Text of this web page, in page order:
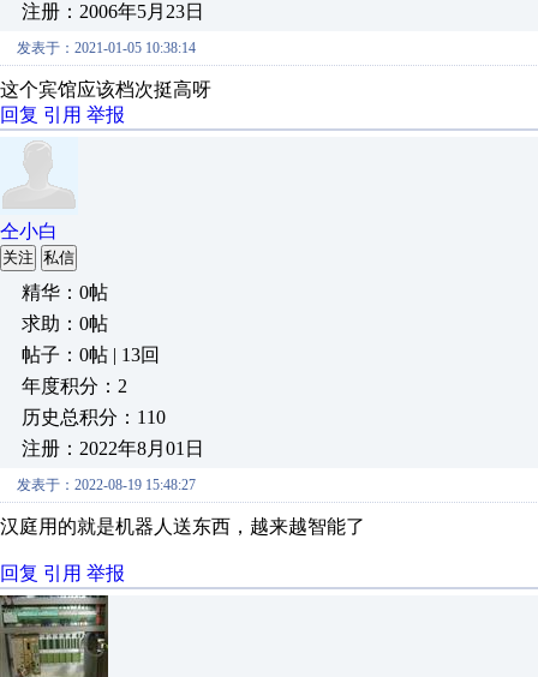
注册：2006年5月23日
发表于：2021-01-05 10:38:14
这个宾馆应该档次挺高呀
回复 引用 举报
仝小白
关注 私信
精华：0帖
求助：0帖
帖子：0帖 | 13回
年度积分：2
历史总积分：110
注册：2022年8月01日
发表于：2022-08-19 15:48:27
汉庭用的就是机器人送东西，越来越智能了
回复 引用 举报